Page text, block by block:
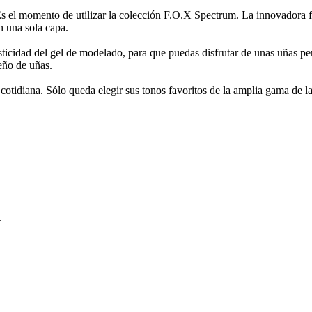
el momento de utilizar la colección F.O.X Spectrum. La
una sola capa.
del gel de modelado, para que puedas disfrutar de unas uñas
de uñas.
Sólo queda elegir sus tonos favoritos de la amplia gama